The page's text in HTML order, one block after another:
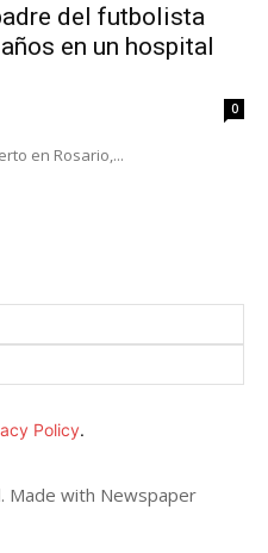
del futbolista
en un hospital
0
en Rosario,...
Policy.
Made with Newspaper